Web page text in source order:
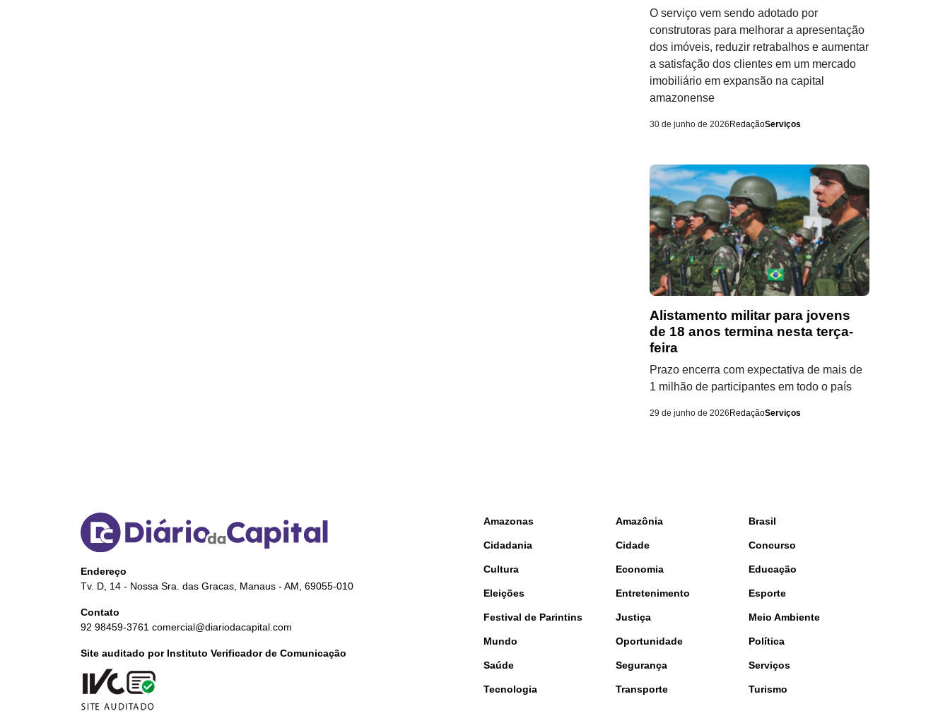
O serviço vem sendo adotado por
construtoras para melhorar a apresentação
dos imóveis, reduzir retrabalhos e aumentar
a satisfação dos clientes em um mercado
imobiliário em expansão na capital
amazonense
30 de junho de 2026 RedaçãoServiços
Alistamento militar para jovens
de 18 anos termina nesta terça-
feira
Prazo encerra com expectativa de mais de
1 milhão de participantes em todo o país
29 de junho de 2026 RedaçãoServiços
Endereço
Tv. D, 14 - Nossa Sra. das Gracas, Manaus - AM, 69055-010
Contato
92 98459-3761 comercial@diariodacapital.com
Site auditado por Instituto Verificador de Comunicação
Amazonas Amazônia Brasil
Cidadania Cidade Concurso
Cultura Economia Educação
Eleições Entretenimento Esporte
Festival de Parintins Justiça Meio Ambiente
Mundo Oportunidade Política
Saúde Segurança Serviços
Tecnologia Transporte Turismo